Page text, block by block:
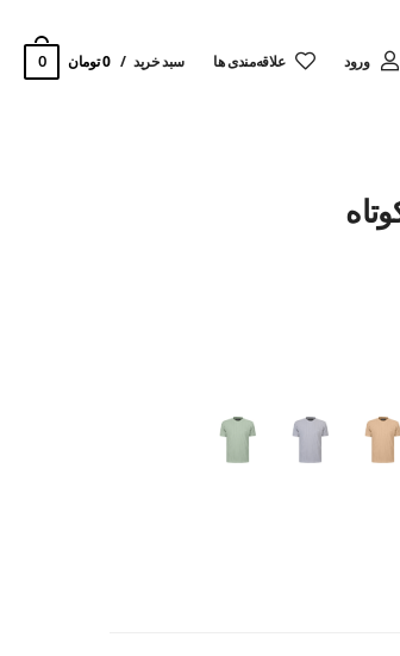
ورود ‌علاقه‌مندی ها سبد خرید 0 تومان 0